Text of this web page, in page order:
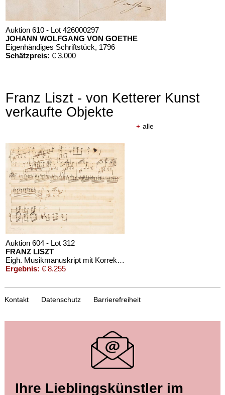
Auktion 610 - Lot 426000297
JOHANN WOLFGANG VON GOETHE
Eigenhändiges Schriftstück, 1796
Schätzpreis: € 3.000
Franz Liszt - von Ketterer Kunst
verkaufte Objekte
+ alle
Auktion 604 - Lot 312
FRANZ LISZT
Eigh. Musikmanuskript mit Korrekturen
Ergebnis: € 8.255
FRANZ LISZT
Kontakt Datenschutz Barrierefreiheit
Ihre Lieblingskünstler im